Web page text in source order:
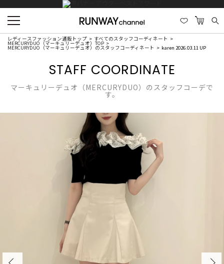
レディースファッション通販トップ すべてのスタッフコーディネート
MERCURYDUO（マーキュリーデュオ）TOP
MERCURYDUO（マーキュリーデュオ）のスタッフコーディネート karen 2026.03.11 UP
STAFF COORDINATE
マーキュリーデュオ（MERCURYDUO）のスタッフコーデで
す。